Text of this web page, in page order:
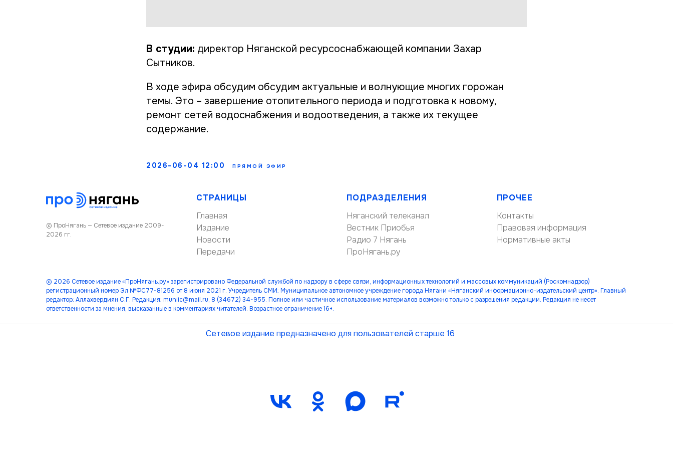
В студии: директор Няганской ресурсоснабжающей компании Захар
Сытников.
В ходе эфира обсудим обсудим актуальные и волнующие многих горожан
темы. Это – завершение отопительного периода и подготовка к новому,
ремонт сетей водоснабжения и водоотведения, а также их текущее
содержание.
2026-06-04 12:00 ПРЯМОЙ ЭФИР
© ПроНягань — Сетевое издание 2009-
2026 гг.
СТРАНИЦЫ
Главная
Издание
Новости
Передачи
ПОДРАЗДЕЛЕНИЯ
Няганский телеканал
Вестник Приобья
Радио 7 Нягань
ПроНягань.ру
ПРОЧЕЕ
Контакты
Правовая информация
Нормативные акты
© 2026 Сетевое издание «ПроНягань.ру» зарегистрировано Федеральной службой по надзору в сфере связи, информационных технологий и массовых коммуникаций (Роскомнадзор)
регистрационный номер Эл №ФС77-81256 от 8 июня 2021 г. Учредитель СМИ: Муниципальное автономное учреждение города Нягани «Няганский информационно-издательский центр». Главный
редактор: Аллахвердиян С.Г. Редакция: muniic@mail.ru, 8 (34672) 34-955. Полное или частичное использование материалов возможно только с разрешения редакции. Редакция не несет
ответственности за мнения, высказанные в комментариях читателей. Возрастное ограничение 16+.
Сетевое издание предназначено для пользователей старше 16